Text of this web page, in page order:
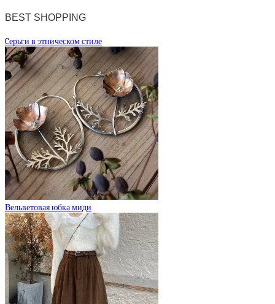
BEST SHOPPING
Cерьги в этническом стиле
Вельветовая юбка миди